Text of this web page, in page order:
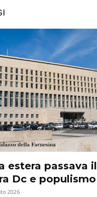
estera passava il
Dc e populismo
2026